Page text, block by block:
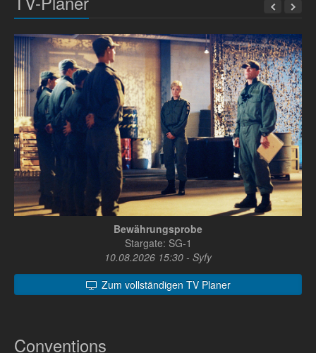
Bewährungsprobe
Stargate: SG-1
10.08.2026 15:30 - Syfy
Zum vollständigen TV Planer
Conventions